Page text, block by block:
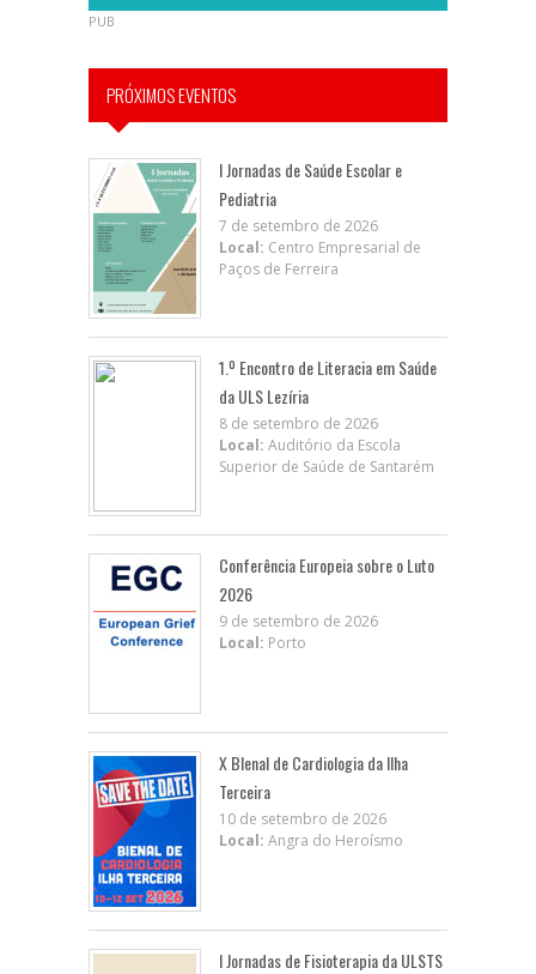
PUB
PRÓXIMOS EVENTOS
I Jornadas de Saúde Escolar e
Pediatria
7 de setembro de 2026
Local: Centro Empresarial de
Paços de Ferreira
1.º Encontro de Literacia em Saúde
da ULS Lezíria
8 de setembro de 2026
Local: Auditório da Escola
Superior de Saúde de Santarém
Conferência Europeia sobre o Luto
2026
9 de setembro de 2026
Local: Porto
X BIenal de Cardiologia da Ilha
Terceira
10 de setembro de 2026
Local: Angra do Heroísmo
I Jornadas de Fisioterapia da ULSTS